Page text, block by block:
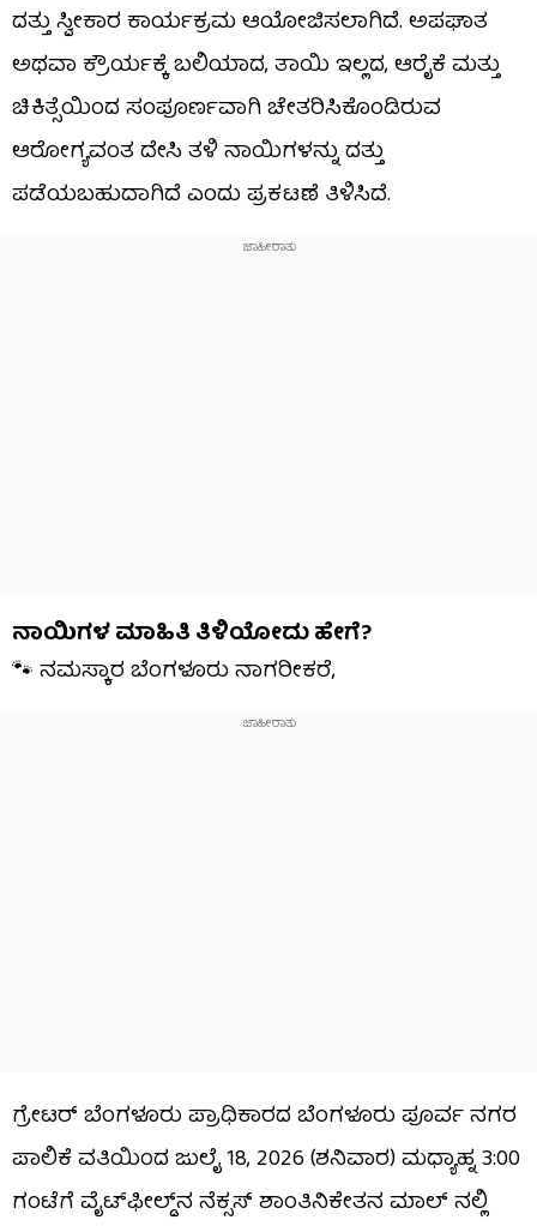
ದತ್ತು ಸ್ವೀಕಾರ ಕಾರ್ಯಕ್ರಮ ಆಯೋಜಿಸಲಾಗಿದೆ. ಅಪಘಾತ
ಅಥವಾ ಕ್ರೌರ್ಯಕ್ಕೆ ಬಲಿಯಾದ, ತಾಯಿ ಇಲ್ಲದ, ಆರೈಕೆ ಮತ್ತು
ಚಿಕಿತ್ಸೆಯಿಂದ ಸಂಪೂರ್ಣವಾಗಿ ಚೇತರಿಸಿಕೊಂಡಿರುವ
ಆರೋಗ್ಯವಂತ ದೇಸಿ ತಳಿ ನಾಯಿಗಳನ್ನು ದತ್ತು
ಪಡೆಯಬಹುದಾಗಿದೆ ಎಂದು ಪ್ರಕಟಣೆ ತಿಳಿಸಿದೆ.
ನಾಯಿಗಳ ಮಾಹಿತಿ ತಿಳಿಯೋದು ಹೇಗೆ?
🐾 ನಮಸ್ಕಾರ ಬೆಂಗಳೂರು ನಾಗರೀಕರೆ,
ಗ್ರೇಟರ್ ಬೆಂಗಳೂರು ಪ್ರಾಧಿಕಾರದ ಬೆಂಗಳೂರು ಪೂರ್ವ ನಗರ
ಪಾಲಿಕೆ ವತಿಯಿಂದ ಜುಲೈ 18, 2026 (ಶನಿವಾರ) ಮಧ್ಯಾಹ್ನ 3:00
ಗಂಟೆಗೆ ವೈಟ್‌ಫೀಲ್ಡ್‌ನ ನೆಕ್ಸಸ್ ಶಾಂತಿನಿಕೇತನ ಮಾಲ್ ನಲ್ಲಿ